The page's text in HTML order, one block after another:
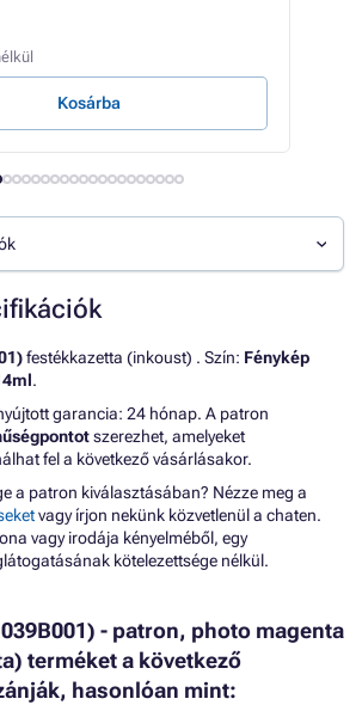
Kosárba
festékkazetta (inkoust) . Szín: Fénykép
.
garancia: 24 hónap. A patron
szerezhet, amelyeket
fel a következő vásárlásakor.
a patron kiválasztásában? Nézze meg a
vagy írjon nekünk közvetlenül a chaten.
vagy irodája kényelméből, egy
kötelezettsége nélkül.
- patron, photo magenta
terméket a következő
hasonlóan mint: